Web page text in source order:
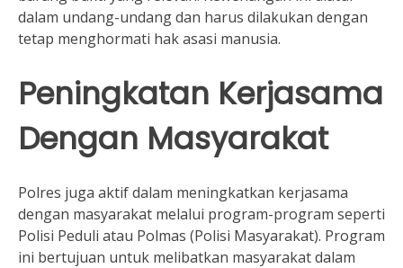
dalam undang-undang dan harus dilakukan dengan
tetap menghormati hak asasi manusia.
Peningkatan Kerjasama
Dengan Masyarakat
Polres juga aktif dalam meningkatkan kerjasama
dengan masyarakat melalui program-program seperti
Polisi Peduli atau Polmas (Polisi Masyarakat). Program
ini bertujuan untuk melibatkan masyarakat dalam